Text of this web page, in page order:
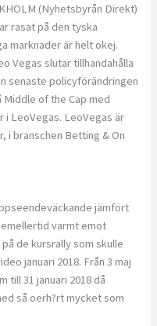
(Nyhetsbyrån Direkt)
rasat på den tyska
marknader är helt okej.
Vegas slutar tillhandahålla
senaste policyförändringen
of the Cap med
i LeoVegas. LeoVegas är
i branschen Betting & On
jämfört
varmt emot
de kursrally som skulle
januari 2018. Från 3 maj
till 31 januari 2018 då
så oerh?rt mycket som